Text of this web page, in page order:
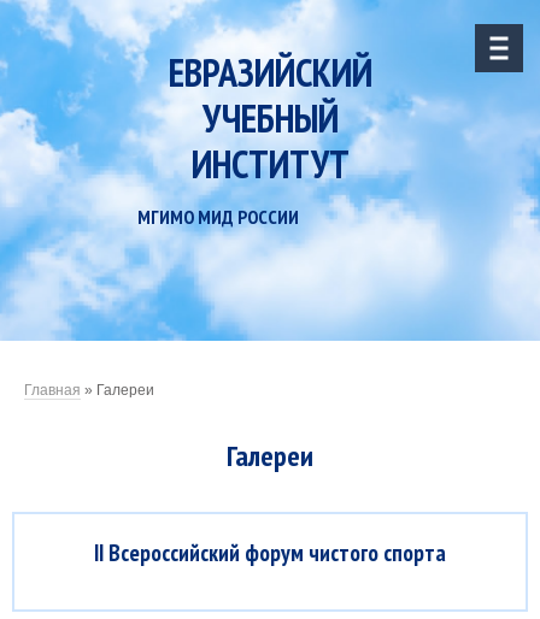
ЕВРАЗИЙСКИЙ
УЧЕБНЫЙ
ИНСТИТУТ
МГИМО МИД РОССИИ
Главная » Галереи
Галереи
II Всероссийский форум чистого спорта